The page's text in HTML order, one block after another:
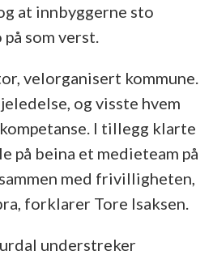
at innbyggerne sto
som verst.
velorganisert kommune.
og visste hvem
I tillegg klarte
på beina et medieteam på
med frivilligheten,
forklarer Tore Isaksen.
understreker